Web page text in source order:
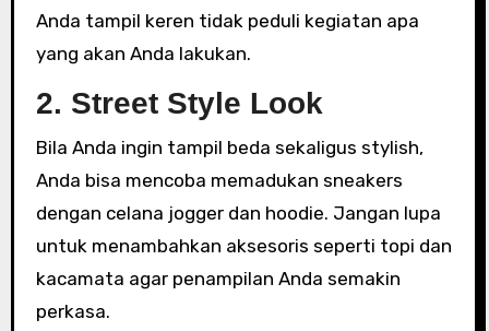
Anda tampil keren tidak peduli kegiatan apa
yang akan Anda lakukan.
2. Street Style Look
Bila Anda ingin tampil beda sekaligus stylish,
Anda bisa mencoba memadukan sneakers
dengan celana jogger dan hoodie. Jangan lupa
untuk menambahkan aksesoris seperti topi dan
kacamata agar penampilan Anda semakin
perkasa.